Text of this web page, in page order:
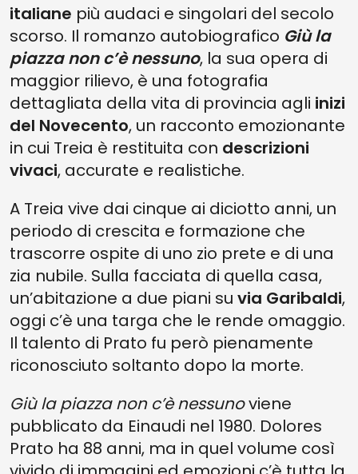
italiane più audaci e singolari del secolo
scorso. Il romanzo autobiografico Giù la
piazza non c’è nessuno, la sua opera di
maggior rilievo, è una fotografia
dettagliata della vita di provincia agli inizi
del Novecento, un racconto emozionante
in cui Treia è restituita con descrizioni
vivaci, accurate e realistiche.
A Treia vive dai cinque ai diciotto anni, un
periodo di crescita e formazione che
trascorre ospite di uno zio prete e di una
zia nubile. Sulla facciata di quella casa,
un’abitazione a due piani su via Garibaldi,
oggi c’è una targa che le rende omaggio.
Il talento di Prato fu però pienamente
riconosciuto soltanto dopo la morte.
Giù la piazza non c’è nessunoviene
pubblicato da Einaudi nel 1980. Dolores
Prato ha 88 anni, ma in quel volume così